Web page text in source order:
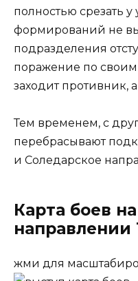
полностью срезать
формирований не
подразделения
поражение по
заходит противник,
Тем временем, с
перебрасывают
и Соледарское
Карта боев
направлении
жми для